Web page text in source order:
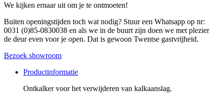
We kijken ernaar uit om je te ontmoeten!
Buiten openingstijden toch wat nodig? Stuur een Whatsapp op nr:
0031 (0)85-0830038 en als we in de buurt zijn doen we met plezier
de deur even voor je open. Dat is gewoon Twentse gastvrijheid.
Bezoek showroom
Productinformatie
Ontkalker voor het verwijderen van kalkaanslag.